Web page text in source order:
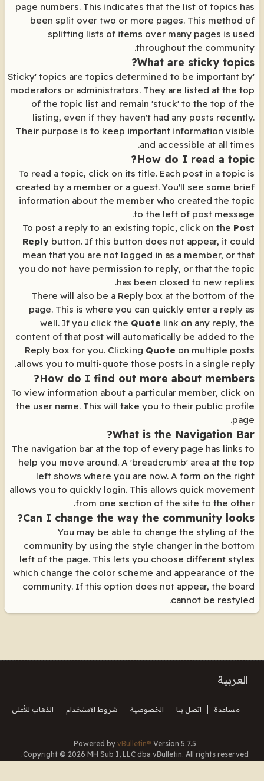
page numbers. This indicates that the list of topics has
been split over two or more pages. This method of
splitting lists of items over many pages is used
throughout the community.
What are sticky topics?
'Sticky' topics are topics determined to be important by
moderators or administrators. They are listed at the top
of the topic list and remain 'stuck' to the top of the
listing, even if they haven't had any posts recently.
Their purpose is to keep important information visible
and accessible at all times.
How do I read a topic?
To read a topic, click on its title. Each post in a topic is
created by a member or a guest. You'll see some brief
information about the member who created the topic
to the left of post message.
To post a reply to an existing topic, click on the Post
Reply button. If this button does not appear, it could
mean that you are not logged in as a member, or that
you do not have permission to reply, or that the topic
has been closed to new replies.
There will also be a Reply box at the bottom of the
page. This is where you can quickly enter a reply as
well. If you click the Quote link on any reply, the
content of that post will automatically be added to the
Reply box for you. Clicking Quote on multiple posts
allows you to multi-quote those posts in a single reply.
How do I find out more about members?
To view information about a particular member, click on
the user name. This will take you to their public profile
page.
What is the Navigation Bar?
The navigation bar at the top of every page has links to
help you move around. A 'breadcrumb' area at the top
left shows where you are now. A form on the right
allows you to quickly login. This allows quick movement
from one section of the site to the other.
Can I change the way the community looks?
You may be able to change the styling of the
community by using the style changer in the bottom
left of the page. This lets you choose different styles
which change the color scheme and appearance of the
community. If this option does not appear, the board
cannot be restyled.
العربية
مساعدة اتصل بنا الخصوصية شروط الاستخدام الذهاب للأعلى
Powered by vBulletin® Version 5.7.5
Copyright © 2026 MH Sub I, LLC dba vBulletin. All rights reserved.